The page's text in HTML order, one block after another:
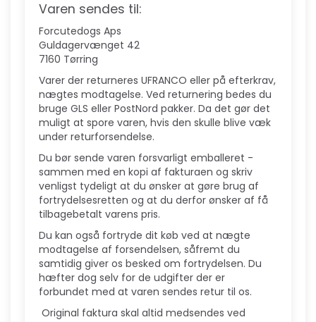
Varen sendes til:
Forcutedogs Aps
Guldagervænget 42
7160 Tørring
Varer der returneres UFRANCO eller på efterkrav,
nægtes modtagelse. Ved returnering bedes du
bruge GLS eller PostNord pakker. Da det gør det
muligt at spore varen, hvis den skulle blive væk
under returforsendelse.
Du bør sende varen forsvarligt emballeret -
sammen med en kopi af fakturaen og skriv
venligst tydeligt at du ønsker at gøre brug af
fortrydelsesretten og at du derfor ønsker af få
tilbagebetalt varens pris.
Du kan også fortryde dit køb ved at nægte
modtagelse af forsendelsen, såfremt du
samtidig giver os besked om fortrydelsen. Du
hæfter dog selv for de udgifter der er
forbundet med at varen sendes retur til os.
Original faktura skal altid medsendes ved